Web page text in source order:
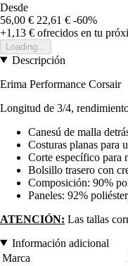
Desde
56,00 € 22,61 € -60%
+1,13 € ofrecidos en tu
Loading...
Descripción
Erima Performance Corsair
Longitud de 3/4,
Canesú de malla
Costuras planas para
Corte específico para
Bolsillo trasero con
Composición: 90%
Paneles: 92%
ATENCIÓN: Las tallas
Información adicional
Marca